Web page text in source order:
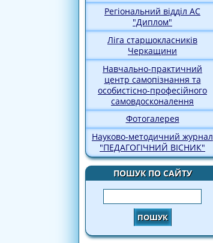
Регіональний відділ АС
"Диплом"
Ліга старшокласників
Черкащини
Навчально-практичний
центр самопізнання та
особистісно-професійного
самовдосконалення
Фотогалерея
Науково-методичний журнал
"ПЕДАГОГІЧНИЙ ВІСНИК"
ПОШУК ПО САЙТУ
Пошук